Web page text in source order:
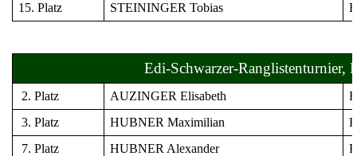
15. Platz
STEININGER Tobias
Edi-Schwarzer-Ranglistenturnier,
2. Platz AUZINGER Elisabeth
3. Platz
HUBNER Maximilian
7. Platz
HUBNER Alexander